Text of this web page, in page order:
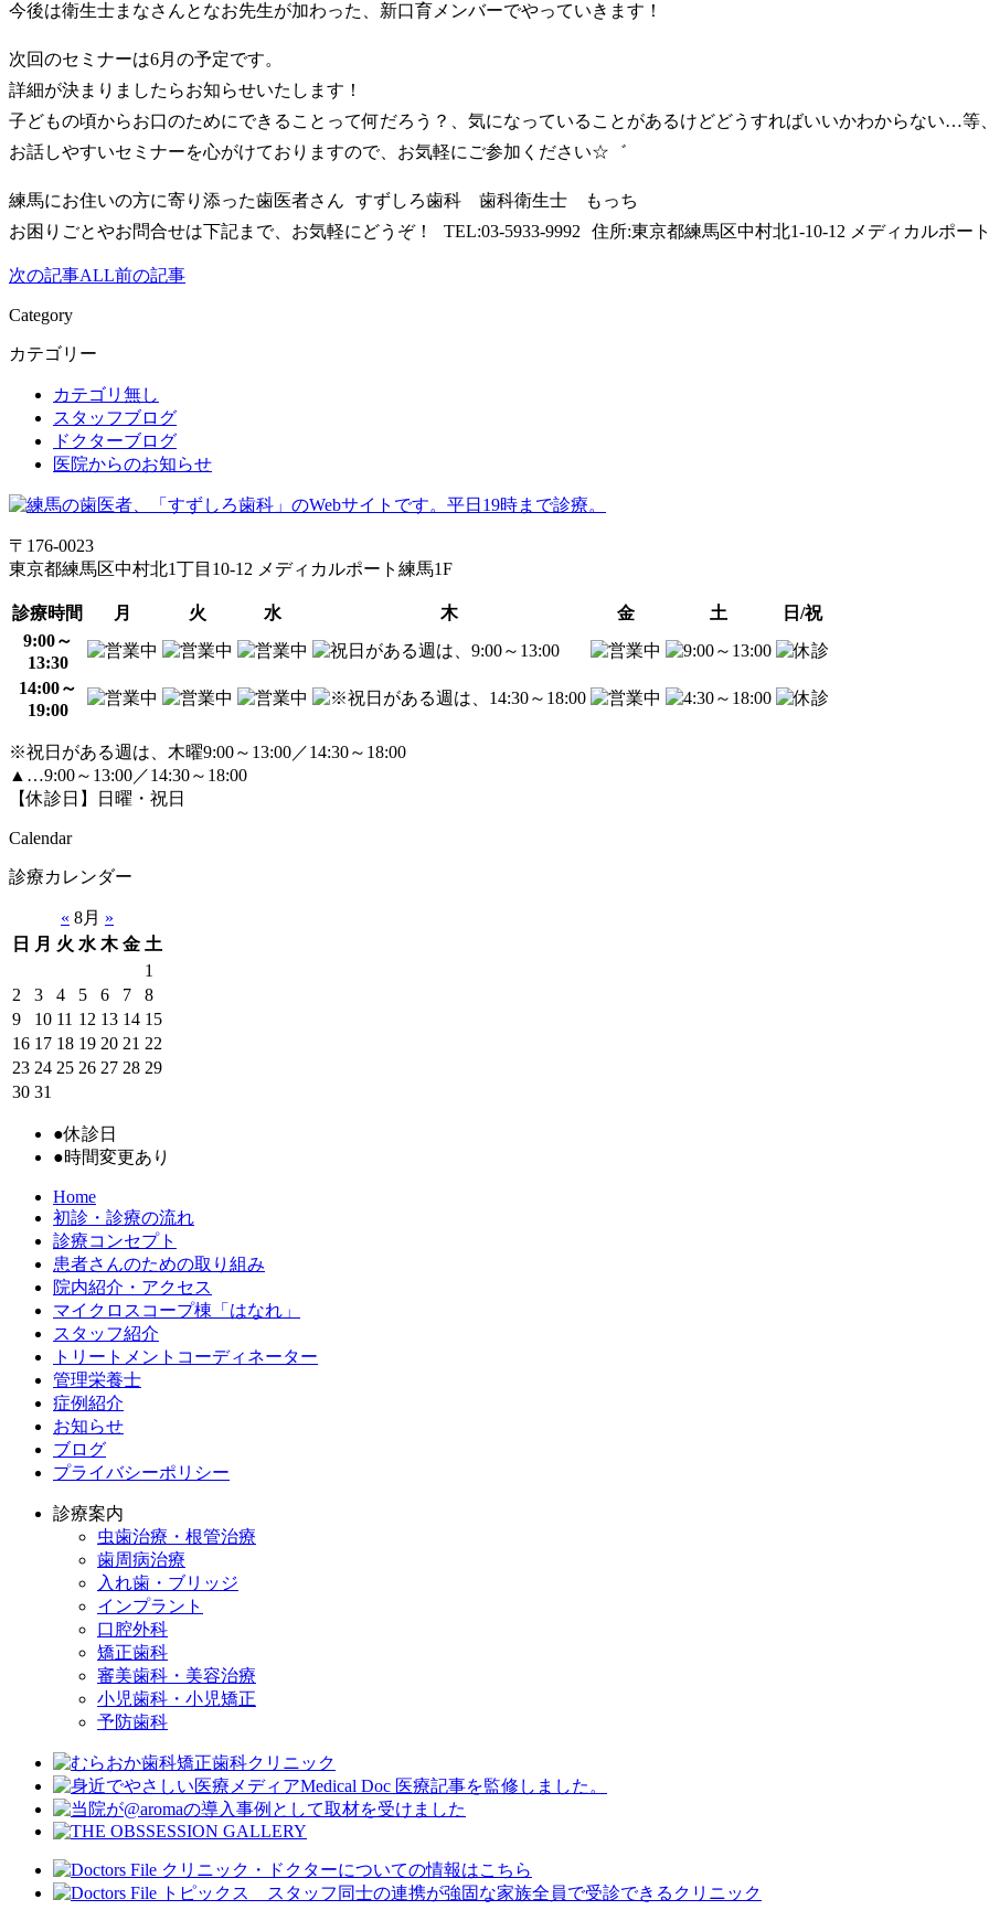
今後は衛生士まなさんとなお先生が加わった、新口育メンバーでやっていきます！
次回のセミナーは6月の予定です。
詳細が決まりましたらお知らせいたします！
子どもの頃からお口のためにできることって何だろう？、気になっていることがあるけどどうすればいいかわからない…等
お話しやすいセミナーを心がけておりますので、お気軽にご参加ください☆゛
練馬にお住いの方に寄り添った歯医者さん すずしろ歯科 歯科衛生士 もっち
お困りごとやお問合せは下記まで、お気軽にどうぞ！ TEL:03-5933-9992 住所:東京都練馬区中村北1-10-12 メディカルポー
次の記事ALL前の記事
Category
カテゴリー
カテゴリ無し
スタッフブログ
ドクターブログ
医院からのお知らせ
〒176-0023
東京都練馬区中村北1丁目10-12 メディカルポート練馬1F
診療時間 月 火 水 木 金 土
日/祝
9:00～
13:30
14:00～
19:00
※祝日がある週は、木曜9:00～13:00／14:30～18:00
▲…9:00～13:00／14:30～18:00
【休診日】日曜・祝日
Calendar
診療カレンダー
« 8月 »
日
月 火 水 木 金 土
1
2
3 4 5 6 7
8
9
10 11 12 13 14 15
16 17 18 19 20 21 22
23 24 25 26 27 28 29
30 31
●休診日
●時間変更あり
Home
初診・診療の流れ
診療コンセプト
患者さんのための取り組み
院内紹介・アクセス
マイクロスコープ棟「はなれ」
スタッフ紹介
トリートメントコーディネーター
管理栄養士
症例紹介
お知らせ
ブログ
プライバシーポリシー
診療案内
虫歯治療・根管治療
歯周病治療
入れ歯・ブリッジ
インプラント
口腔外科
矯正歯科
審美歯科・美容治療
小児歯科・小児矯正
予防歯科